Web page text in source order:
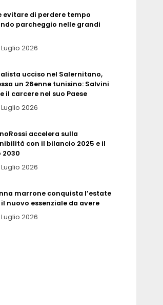
evitare di perdere tempo
parcheggio nelle grandi
2026
ucciso nel Salernitano,
un 26enne tunisino: Salvini
il carcere nel suo Paese
2026
accelera sulla
con il bilancio 2025 e il
2030
2026
marrone conquista l’estate
il nuovo essenziale da avere
2026